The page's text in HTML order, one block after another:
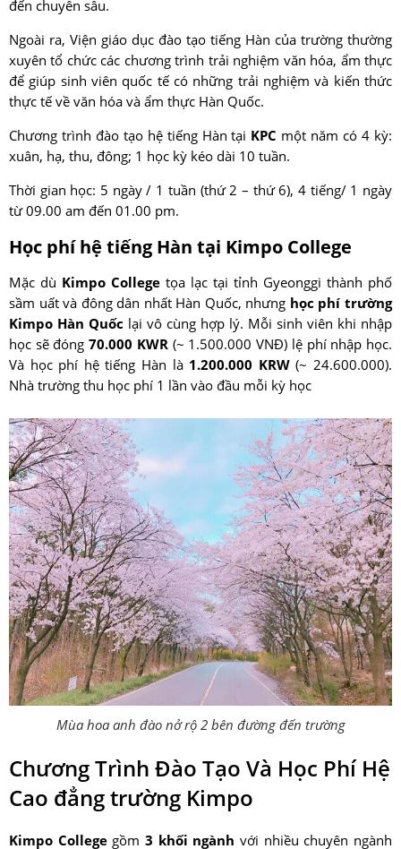
đến chuyên sâu.
Ngoài ra, Viện giáo dục đào tạo tiếng Hàn của trường thường
xuyên tổ chức các chương trình trải nghiệm văn hóa, ẩm thực
để giúp sinh viên quốc tế có những trải nghiệm và kiến thức
thực tế về văn hóa và ẩm thực Hàn Quốc.
Chương trình đào tạo hệ tiếng Hàn tại KPC một năm có 4 kỳ:
xuân, hạ, thu, đông; 1 học kỳ kéo dài 10 tuần.
Thời gian học: 5 ngày / 1 tuần (thứ 2 – thứ 6), 4 tiếng/ 1 ngày
từ 09.00 am đến 01.00 pm.
Học phí hệ tiếng Hàn tại Kimpo College
Mặc dù Kimpo College tọa lạc tại tỉnh Gyeonggi thành phố
sầm uất và đông dân nhất Hàn Quốc, nhưng học phí trường
Kimpo Hàn Quốc lại vô cùng hợp lý. Mỗi sinh viên khi nhập
học sẽ đóng70.000 KWR(~ 1.500.000 VNĐ) lệ phí nhập học.
Và học phí hệ tiếng Hàn là 1.200.000 KRW(~ 24.600.000).
Nhà trường thu học phí 1 lần vào đầu mỗi kỳ học
Mùa hoa anh đào nở rộ 2 bên đường đến trường
Chương Trình Đào Tạo Và Học Phí Hệ
Cao đẳng trường Kimpo
Kimpo Collegegồm3 khối ngành với nhiều chuyên ngành